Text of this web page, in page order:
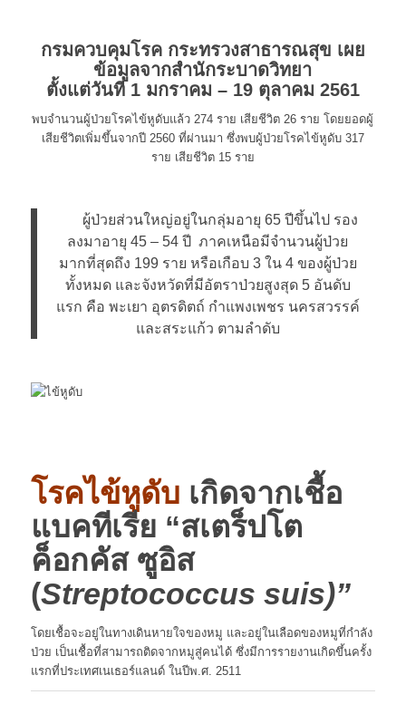
กรมควบคุมโรค กระทรวงสาธารณสุข เผย
ข้อมูลจากสำนักระบาดวิทยา
ตั้งแต่วันที่ 1 มกราคม – 19 ตุลาคม 2561
พบจำนวนผู้ป่วยโรคไข้หูดับแล้ว 274 ราย เสียชีวิต 26 ราย โดยยอดผู้
เสียชีวิตเพิ่มขึ้นจากปี 2560 ที่ผ่านมา ซึ่งพบผู้ป่วยโรคไข้หูดับ 317
ราย เสียชีวิต 15 ราย
ผู้ป่วยส่วนใหญ่อยู่ในกลุ่มอายุ 65 ปีขึ้นไป รอง
ลงมาอายุ 45 – 54 ปี ภาคเหนือมีจำนวนผู้ป่วย
มากที่สุดถึง 199 ราย หรือเกือบ 3 ใน 4 ของผู้ป่วย
ทั้งหมด และจังหวัดที่มีอัตราป่วยสูงสุด 5 อันดับ
แรก คือ พะเยา อุตรดิตถ์ กำแพงเพชร นครสวรรค์
และสระแก้ว ตามลำดับ
โรคไข้หูดับ เกิดจากเชื้อ
แบคทีเรีย “สเตร็ปโต
ค็อกคัส ซูอิส
(Streptococcus suis)”
โดยเชื้อจะอยู่ในทางเดินหายใจของหมู และอยู่ในเลือดของหมูที่กำลัง
ป่วย เป็นเชื้อที่สามารถติดจากหมูสู่คนได้ ซึ่งมีการรายงานเกิดขึ้นครั้ง
แรกที่ประเทศเนเธอร์แลนด์ ในปีพ.ศ. 2511